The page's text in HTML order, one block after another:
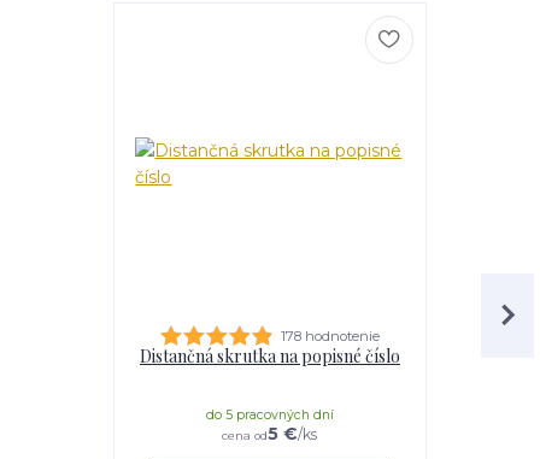
178 hodnotenie
Distančná skrutka na popisné číslo
cena od5 €/ks
do 5 pracovných dní